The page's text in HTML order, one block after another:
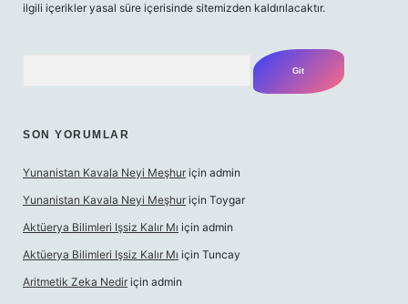
ilgili içerikler yasal süre içerisinde sitemizden kaldırılacaktır.
SON YORUMLAR
Yunanistan Kavala Neyi Meşhur için admin
Yunanistan Kavala Neyi Meşhur için Toygar
Aktüerya Bilimleri Işsiz Kalır Mı için admin
Aktüerya Bilimleri Işsiz Kalır Mı için Tuncay
Aritmetik Zeka Nedir için admin